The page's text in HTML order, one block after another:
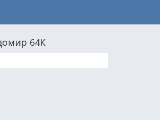
64К